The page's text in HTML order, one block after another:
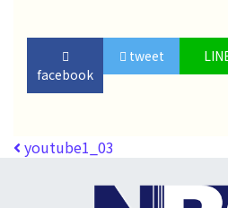
facebook
tweet
投稿ナビゲーシ
youtube1_03